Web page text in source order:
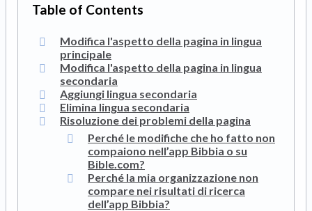
Modifica l'aspetto della pagina in lingua
principale
Modifica l'aspetto della pagina in lingua
secondaria
Aggiungi lingua secondaria
Elimina lingua secondaria
Risoluzione dei problemi della pagina
Perché le modifiche che ho fatto non
compaiono nell’app Bibbia o su
Bible.com?
Perché la mia organizzazione non
compare nei risultati di ricerca
dell’app Bibbia?